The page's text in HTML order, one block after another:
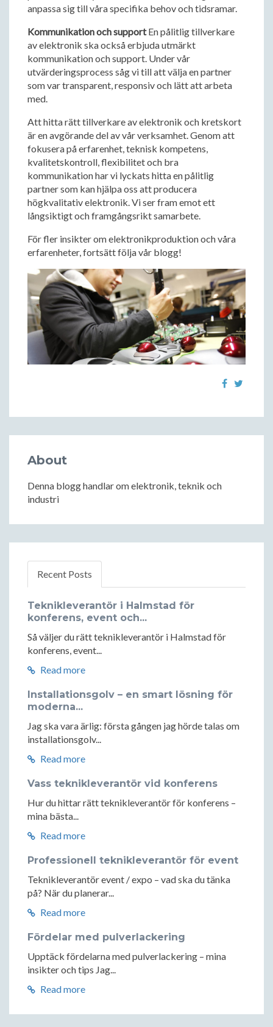
anpassa sig till våra specifika behov och tidsramar.
Kommunikation och supportEn pålitlig tillverkare
av elektronik ska också erbjuda utmärkt
kommunikation och support. Under vår
utvärderingsprocess såg vi till att välja en partner
som var transparent, responsiv och lätt att arbeta
med.
Att hitta rätt tillverkare av elektronik och kretskort
är en avgörande del av vår verksamhet. Genom att
fokusera på erfarenhet, teknisk kompetens,
kvalitetskontroll, flexibilitet och bra
kommunikation har vi lyckats hitta en pålitlig
partner som kan hjälpa oss att producera
högkvalitativ elektronik. Vi ser fram emot ett
långsiktigt och framgångsrikt samarbete.
För fler insikter om elektronikproduktion och våra
erfarenheter, fortsätt följa vår blogg!
About
Denna blogg handlar om elektronik, teknik och
industri
Recent Posts
Teknikleverantör i Halmstad för
konferens, event och...
Så väljer du rätt teknikleverantör i Halmstad för
konferens, event...
Read more
Installationsgolv – en smart lösning för
moderna...
Jag ska vara ärlig: första gången jag hörde talas om
installationsgolv...
Read more
Vass teknikleverantör vid konferens
Hur du hittar rätt teknikleverantör för konferens –
mina bästa...
Read more
Professionell teknikleverantör för event
Teknikleverantör event / expo – vad ska du tänka
på? När du planerar...
Read more
Fördelar med pulverlackering
Upptäck fördelarna med pulverlackering – mina
insikter och tips Jag...
Read more